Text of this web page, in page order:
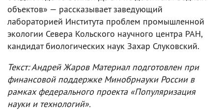
объектов» — рассказывает заведующий
лабораторией Института проблем промышленной
экологии Севера Кольского научного центра РАН,
кандидат биологических наук Захар Слуковский.
Текст: Андрей Жаров Материал подготовлен при
финансовой поддержке Минобрнауки России в
рамках федерального проекта «Популяризация
науки и технологий».